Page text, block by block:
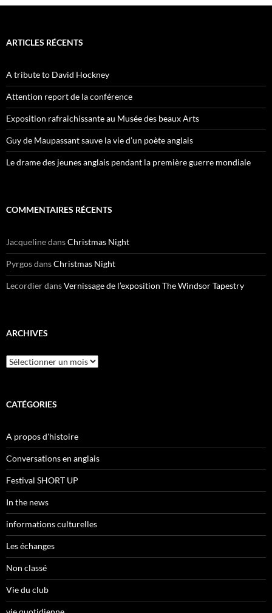
ARTICLES RÉCENTS
A tribute to David Hockney
Attention report de la conférence
Exposition rafraichissante au Musée des beaux Arts
Guy de Maupassant sauve la vie d’un poète anglais
Le drame des jeunes anglais pendant la première guerre mondiale
COMMENTAIRES RÉCENTS
JacquelinedansChristmas Night
PyrgosdansChristmas Night
LecordierdansVernissage de l’exposition The Windsor Tapestry
ARCHIVES
Archives
CATÉGORIES
A propos d'histoire
Conversations en anglais
Festival SHORT UP
In the news
informations culturelles
Les échanges
Non classé
Vie du club